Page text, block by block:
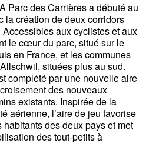
Parc des Carrières a débuté au
la création de deux corridors
aux cyclistes et aux
le cœur du parc, situé sur le
en France, et les communes
situées plus au sud.
complété par une nouvelle aire
des nouveaux
existants. Inspirée de la
aérienne, l’aire de jeu favorise
habitants des deux pays et met
des tout-petits à